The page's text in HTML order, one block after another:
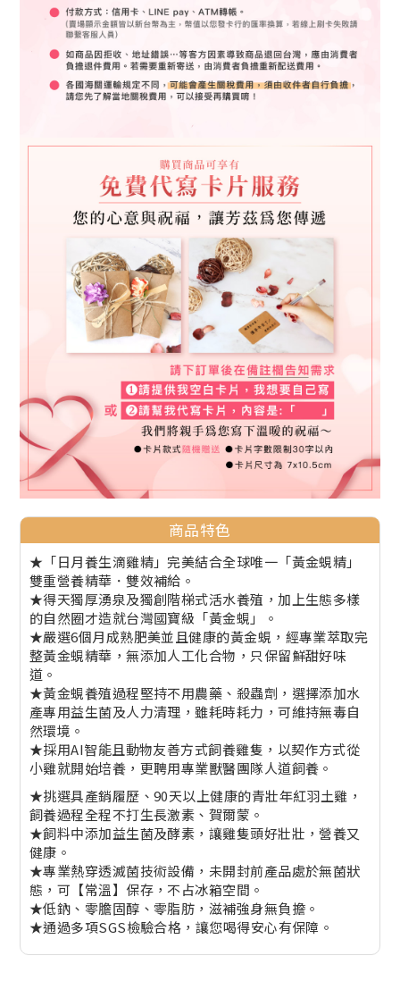
商品特色
★「日月養生滴雞精」完美結合全球唯一「黃金蜆精」
雙重營養精華．雙效補給。
★得天獨厚湧泉及獨創階梯式活水養殖，加上生態多樣
的自然圈才造就台灣國寶級「黃金蜆」。
★嚴選6個月成熟肥美並且健康的黃金蜆，經專業萃取完
整黃金蜆精華，無添加人工化合物，只保留鮮甜好味
道。
★黃金蜆養殖過程堅持不用農藥、殺蟲劑，選擇添加水
產專用益生菌及人力清理，雖耗時耗力，可維持無毒自
然環境。
★採用AI智能且動物友善方式飼養雞隻，以契作方式從
小雞就開始培養，更聘用專業獸醫團隊人道飼養。
★挑選具產銷履歷、90天以上健康的青壯年紅羽土雞，
飼養過程全程不打生長激素、賀爾蒙。
★飼料中添加益生菌及酵素，讓雞隻頭好壯壯，營養又
健康。
★專業熱穿透滅菌技術設備，未開封前產品處於無菌狀
態，可【常溫】保存，不占冰箱空間。
★低鈉、零膽固醇、零脂肪，滋補強身無負擔。
★通過多項SGS檢驗合格，讓您喝得安心有保障。